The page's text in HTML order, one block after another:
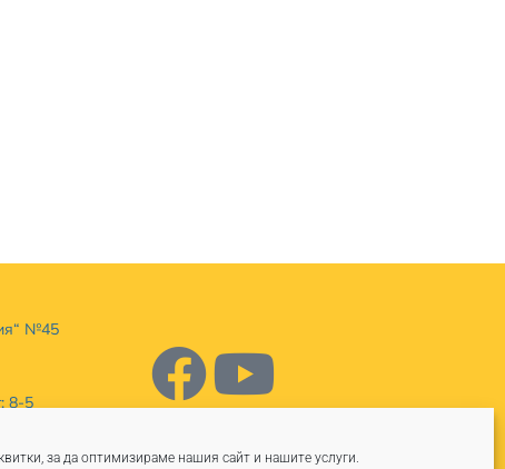
за да оптимизираме нашия сайт и нашите услуги.
№45
8-5